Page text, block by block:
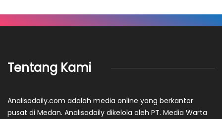
Tentang Kami
Analisadaily.com adalah media online yang berkantor
pusat di Medan. Analisadaily dikelola oleh PT. Media Warta